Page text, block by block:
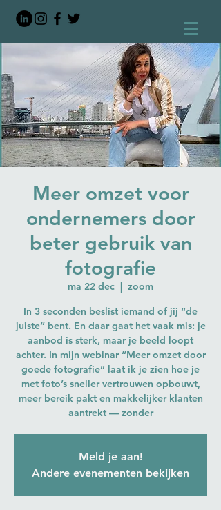
Meer omzet voor
ondernemers door
beter gebruik van
fotografie
ma 22 dec
  |
zoom
In 3 seconden beslist iemand of jij “de
juiste” bent. En daar gaat het vaak mis: je
aanbod is sterk, maar je beeld loopt
achter. In mijn webinar “Meer omzet door
goede fotografie” laat ik je zien hoe je
met foto’s sneller vertrouwen opbouwt,
meer bereik pakt en makkelijker klanten
aantrekt — zonder
Meld je aan!
Andere evenementen bekijken